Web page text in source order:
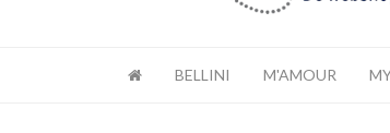
BELLINI M'AMOUR